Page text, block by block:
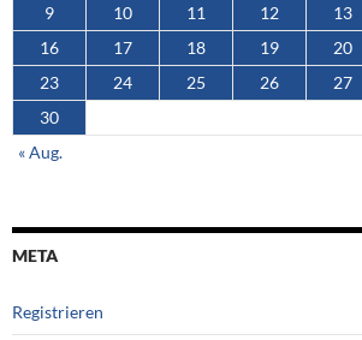
9
10 11 12 13
16
17 18 19 20
23
24 25 26 27
30
« Aug.
META
Registrieren